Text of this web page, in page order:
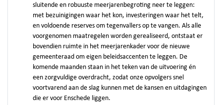
sluitende en robuuste meerjarenbegroting neer te leggen:
met bezuinigingen waar het kon, investeringen waar het telt,
en voldoende reserves om tegenvallers op te vangen. Als alle
voorgenomen maatregelen worden gerealiseerd, ontstaat er
bovendien ruimte in het meerjarenkader voor de nieuwe
gemeenteraad om eigen beleidsaccenten te leggen. De
komende maanden staan in het teken van de uitvoering én
een zorgvuldige overdracht, zodat onze opvolgers snel
voortvarend aan de slag kunnen met de kansen en uitdagingen
die er voor Enschede liggen.